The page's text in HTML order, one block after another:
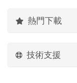
熱門下載
技術支援